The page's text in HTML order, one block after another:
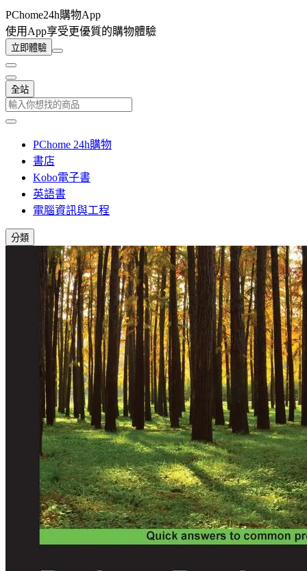
PChome24h購物App
使用App享受更優質的購物體驗
立即體驗
全站
PChome 24h購物
書店
Kobo電子書
英語書
電腦資訊與工程
分類